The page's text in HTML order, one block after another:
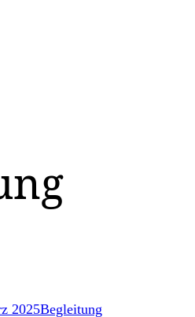
2025Begleitung